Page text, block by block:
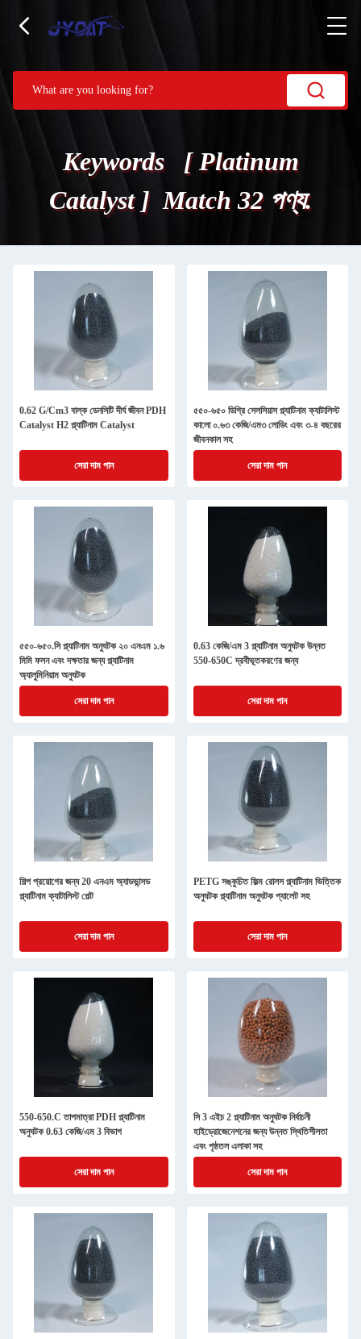
Keywords [ Platinum
Catalyst ] Match 32 পণ্য.
0.62 G/Cm3 বাল্ক ডেনসিটি দীর্ঘ জীবন PDH
Catalyst H2 প্ল্যাটিনাম Catalyst
সেরা দাম পান
৫৫০-৬৫০ ডিগ্রি সেলসিয়াস প্ল্যাটিনাম ক্যাটালিস্ট
কালো ০.৬৩ কেজি/এম৩ লোডিং এবং ৩-৪ বছরের
জীবনকাল সহ
সেরা দাম পান
৫৫০-৬৫০.সি প্ল্যাটিনাম অনুঘটক ২০ এনএম ১.৬
মিমি ফলন এবং দক্ষতার জন্য প্ল্যাটিনাম
অ্যালুমিনিয়াম অনুঘটক
সেরা দাম পান
0.63 কেজি/এম 3 প্ল্যাটিনাম অনুঘটক উন্নত
550-650C দ্রবীভূতকরণের জন্য
সেরা দাম পান
শিল্প প্রয়োগের জন্য 20 এনএম অ্যাডভান্সড
প্ল্যাটিনাম ক্যাটালিস্ট পেল্ট
সেরা দাম পান
PETG সঙ্কুচিত ফিল্ম রোলস প্ল্যাটিনাম ভিত্তিক
অনুঘটক প্ল্যাটিনাম অনুঘটক প্যালেট সহ
সেরা দাম পান
550-650.C তাপমাত্রা PDH প্ল্যাটিনাম
অনুঘটক 0.63 কেজি/এম 3 বিভাগ
সেরা দাম পান
সি 3 এইচ 2 প্ল্যাটিনাম অনুঘটক নির্বাচনী
হাইড্রোজেনেশনের জন্য উন্নত স্থিতিশীলতা
এবং পৃষ্ঠতল এলাকা সহ
সেরা দাম পান